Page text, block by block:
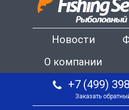
Новости
О компании
+7 (499)
Заказать